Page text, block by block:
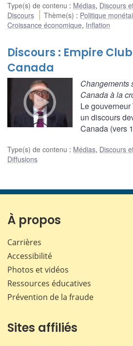
Type(s) de contenu : Médias, Discours
Discours
Thème(s) : Politique
Croissance économique, Inflation
Discours : Empire
Canada
Changements
Canada à la
Le
un discours
Canada (vers
Type(s) de contenu : Médias, Discours
Diffusions
À propos
Carrières
Accessibilité
Photos et vidéos
Ressources éducatives
Prévention de la fraude
Sites affiliés